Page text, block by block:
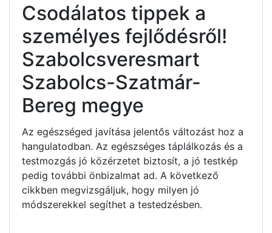
Csodálatos tippek a
személyes fejlődésről!
Szabolcsveresmart
Szabolcs-Szatmár-
Bereg megye
Az egészséged javítása jelentős változást hoz a
hangulatodban. Az egészséges táplálkozás és a
testmozgás jó közérzetet biztosít, a jó testkép
pedig további önbizalmat ad. A következő
cikkben megvizsgáljuk, hogy milyen jó
módszerekkel segíthet a testedzésben.